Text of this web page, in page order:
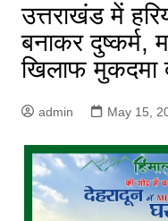
उत्तराखंड में
बनाकर दुष्कर्म,
खिलाफ मुकदमा
admin May 15,